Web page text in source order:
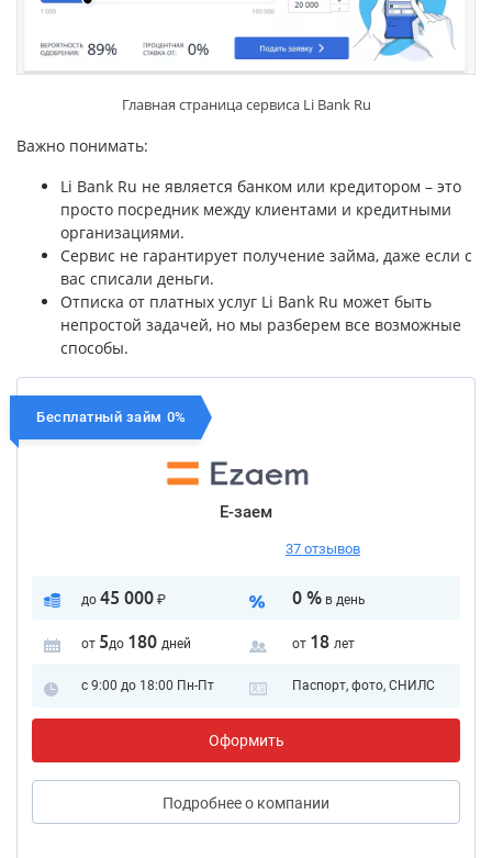
Главная страница сервиса Li Bank Ru
Важно понимать:
Li Bank Ru не является банком или кредитором – это
просто посредник между клиентами и кредитными
организациями.
Сервис не гарантирует получение займа, даже если с
вас списали деньги.
Отписка от платных услуг Li Bank Ru может быть
непростой задачей, но мы разберем все возможные
способы.
Бесплатный займ 0%
Е-заем
37 отзывов
до 45 000₽ 0 %в день
от 5до 180 дней от 18 лет
с 9:00 до 18:00 Пн-Пт Паспорт, фото, СНИЛС
Оформить
Подробнеео компании